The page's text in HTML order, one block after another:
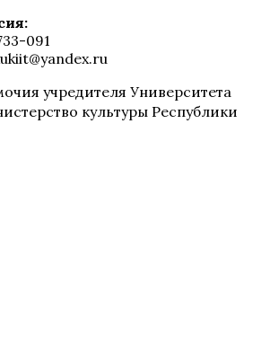
091
учредителя Университета
культуры Республики